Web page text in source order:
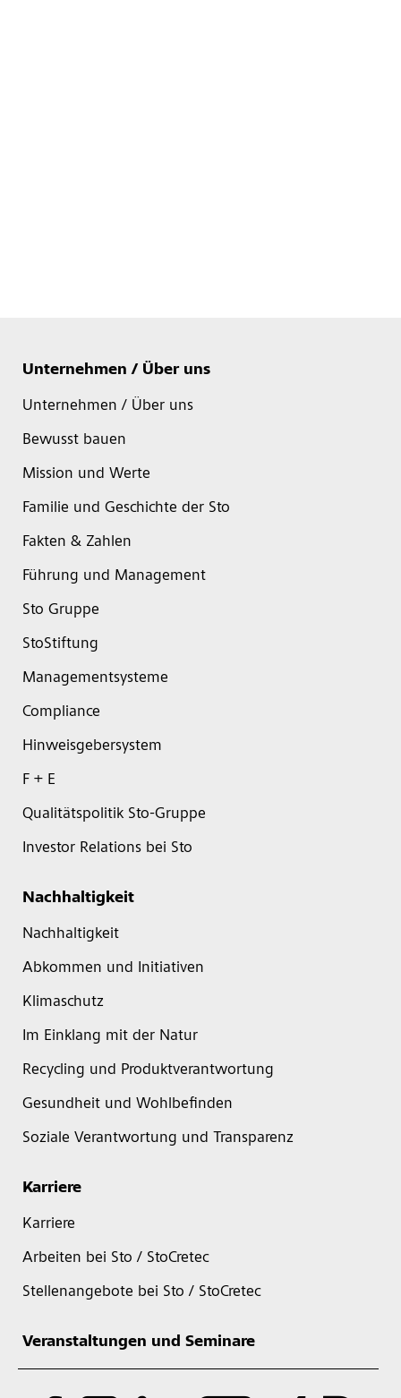
Unternehmen / Über uns
Unternehmen / Über uns
Bewusst bauen
Mission und Werte
Familie und Geschichte der Sto
Fakten & Zahlen
Führung und Management
Sto Gruppe
StoStiftung
Managementsysteme
Compliance
Hinweisgebersystem
F + E
Qualitätspolitik Sto-Gruppe
Investor Relations bei Sto
Nachhaltigkeit
Nachhaltigkeit
Abkommen und Initiativen
Klimaschutz
Im Einklang mit der Natur
Recycling und Produktverantwortung
Gesundheit und Wohlbefinden
Soziale Verantwortung und Transparenz
Karriere
Karriere
Arbeiten bei Sto / StoCretec
Stellenangebote bei Sto / StoCretec
Veranstaltungen und Seminare